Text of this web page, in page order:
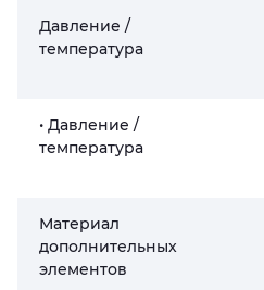
Давление /
температура
• Давление /
температура
Материал
дополнительных
элементов